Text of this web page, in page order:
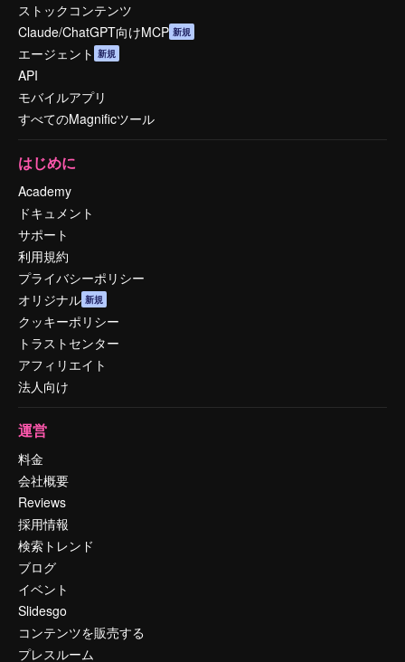
ストックコンテンツ
Claude/ChatGPT向けMCP 新規
エージェント 新規
API
モバイルアプリ
すべてのMagnificツール
はじめに
Academy
ドキュメント
サポート
利用規約
プライバシーポリシー
オリジナル 新規
クッキーポリシー
トラストセンター
アフィリエイト
法人向け
運営
料金
会社概要
Reviews
採用情報
検索トレンド
ブログ
イベント
Slidesgo
コンテンツを販売する
プレスルーム